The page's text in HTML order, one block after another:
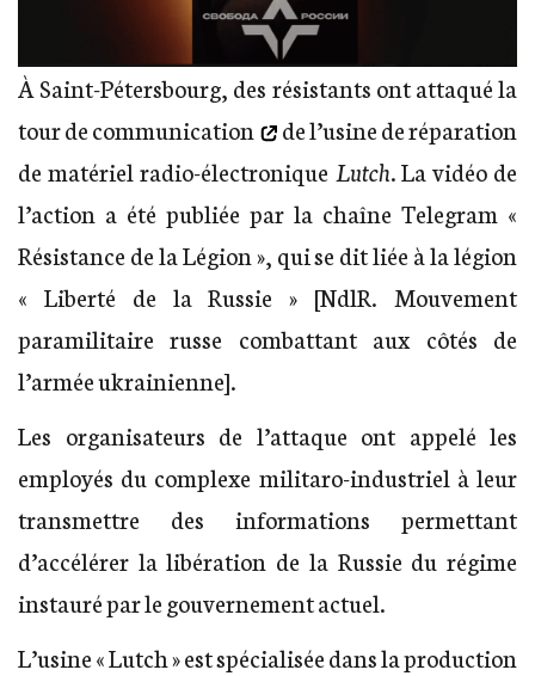
À Saint-Pétersbourg, des résistants ontattaqué la
tour de communication
de l’usine de réparation
de matériel radio-électroniqueLutch. La vidéo de
l’action a été publiée par la chaîne Telegram «
Résistance de la Légion », qui se dit liée à la légion
« Liberté de la Russie » [NdlR. Mouvement
paramilitaire russe combattant aux côtés de
l’armée ukrainienne].
Les organisateurs de l’attaque ont appelé les
employés du complexe militaro-industriel à leur
transmettre des informations permettant
d’accélérer la libération de la Russie du régime
instauré par le gouvernement actuel.
L’usine « Lutch » est spécialisée dans la production